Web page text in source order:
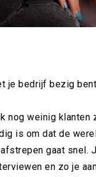
je bedrijf bezig
nog weinig
is om dat de
gaat snel.
en zo je